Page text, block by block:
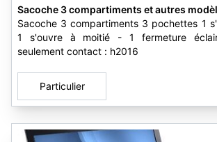
Sacoche 3 compartiments et autres
Sacoche 3 compartiments 3 pochettes 1
1 s'ouvre à moitié - 1 fermeture
seulement contact : h2016
Particulier